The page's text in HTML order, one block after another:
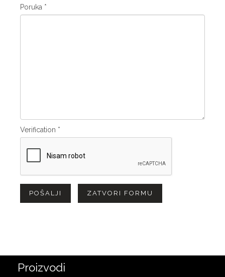
Poruka *
Verification *
POŠALJI ZATVORI FORMU
Proizvodi